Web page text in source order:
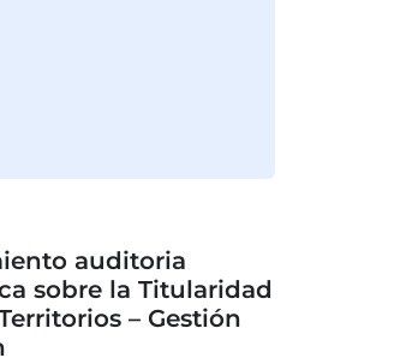
auditoria
sobre la Titularidad
– Gestión